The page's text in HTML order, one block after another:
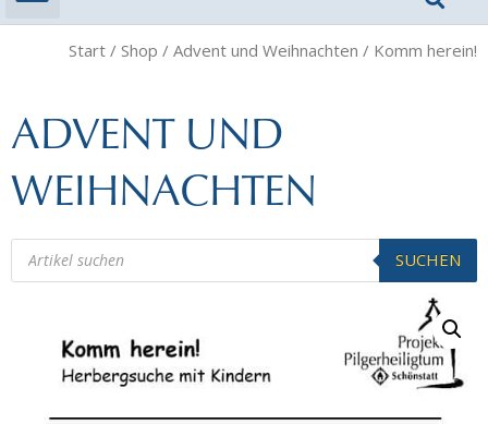
Start / Shop / Advent und Weihnachten / Komm herein!
ADVENT UND
WEIHNACHTEN
SUCHEN